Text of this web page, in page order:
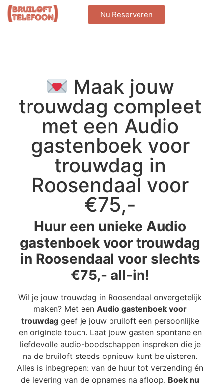
Nu Reserveren
Maak jouw
trouwdag compleet
met een Audio
gastenboek voor
trouwdag in
Roosendaal voor
€75,-
Huur een unieke Audio
gastenboek voor trouwdag
in Roosendaal voor slechts
€75,- all-in!
Wil je jouw trouwdag in Roosendaal onvergetelijk
maken? Met een Audio gastenboek voor
trouwdaggeef je jouw bruiloft een persoonlijke
en originele touch. Laat jouw gasten spontane en
liefdevolle audio-boodschappen inspreken die je
na de bruiloft steeds opnieuw kunt beluisteren.
Alles is inbegrepen: van de huur tot verzending én
de levering van de opnames na afloop. Boek nu